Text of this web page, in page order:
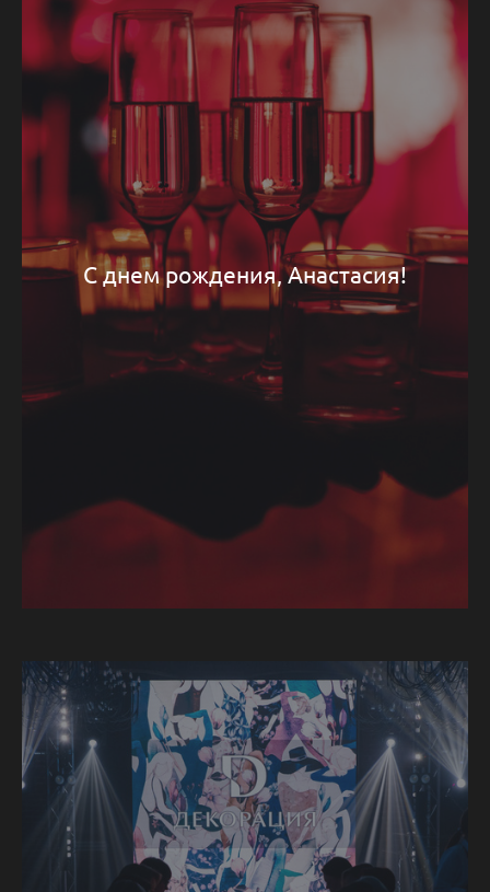
С днем рождения, Анастасия!